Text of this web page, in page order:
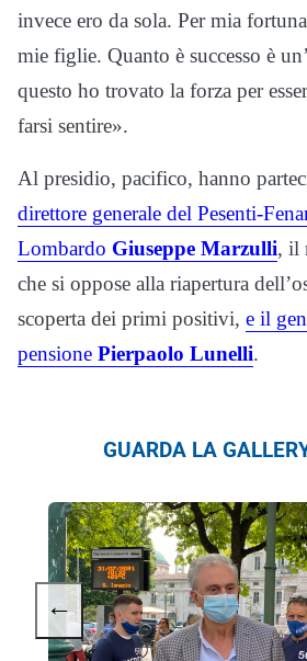
invece ero da sola. Per mia
mie figlie. Quanto è successo è
questo ho trovato la forza per
farsi sentire».
Al presidio, pacifico, hanno
direttore generale del Pesenti-
Lombardo Giuseppe Marzulli, il
che si oppose alla riapertura
scoperta dei primi positivi, e il
pensione Pierpaolo Lunelli.
GUARDA LA
←